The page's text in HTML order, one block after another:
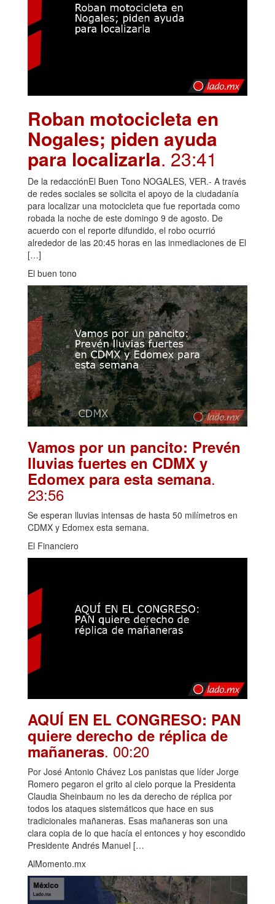
Roban motocicleta en
Nogales; piden ayuda
para localizarla. 23:41
De la redacciónEl Buen Tono NOGALES, VER.- A través
de redes sociales se solicita el apoyo de la ciudadanía
para localizar una motocicleta que fue reportada como
robada la noche de este domingo 9 de agosto. De
acuerdo con el reporte difundido, el robo ocurrió
alrededor de las 20:45 horas en las inmediaciones de El
[…]
El buen tono
Vamos por un pancito: Prevén
lluvias fuertes en CDMX y
Edomex para esta semana.
23:56
Se esperan lluvias intensas de hasta 50 milímetros en
CDMX y Edomex esta semana.
El Financiero
AQUÍ EN EL CONGRESO: PAN
quiere derecho de réplica de
mañaneras. 00:20
Por José Antonio Chávez Los panistas que líder Jorge
Romero pegaron el grito al cielo porque la Presidenta
Claudia Sheinbaum no les da derecho de réplica por
todos los ataques sistemáticos que hace en sus
tradicionales mañaneras. Esas mañaneras son una
clara copia de lo que hacía el entonces y hoy escondido
Presidente Andrés Manuel […
AlMomento.mx